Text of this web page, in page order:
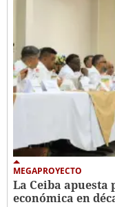
MEGAPROYECTO
La Ceiba
económica en